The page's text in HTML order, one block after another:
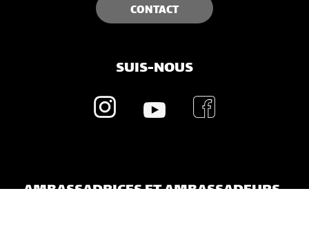
CONTACT
SUIS-NOUS
AMBASSADRICES ET AMBASSADEURS